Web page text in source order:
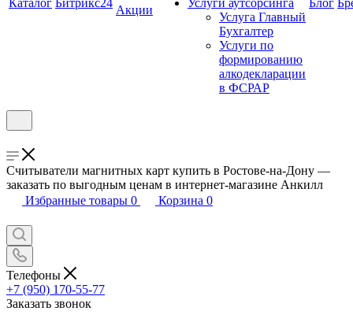
Каталог Битрикс24
Акции
Услуги аутсорсинга
Услуга Главный
Бухгалтер
Услуги по
формированию
алкодекларации
в ФСРАР
Блог
Считыватели магнитных карт купить в Ростове-на-Дону —
заказать по выгодным ценам в интернет-магазине Анкилл
Избранные товары 0 Корзина 0
Телефоны
+7 (950) 170-55-77
Заказать звонок